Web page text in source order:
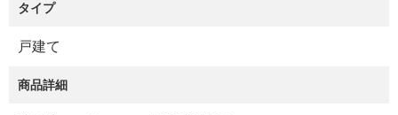
タイプ
戸建て
商品詳細